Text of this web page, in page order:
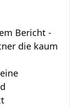
Bericht -
die kaum